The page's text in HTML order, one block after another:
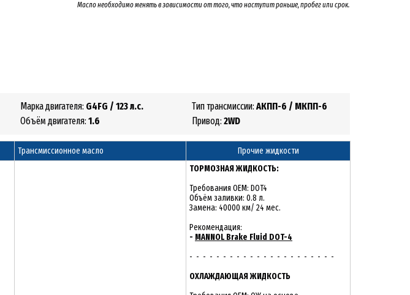
Масло необходимо менятьв зависимости от того, что наступит раньше, пробег или срок.
Марка двигателя: G4FG / 123 л.с.
Объём двигателя: 1.6
Тип трансмиссии: АКПП-6 / МКПП-6
Привод: 2WD
Трансмиссионное масло
Прочие жидкости
ТОРМОЗНАЯ ЖИДКОСТЬ:
Требования OEM: DOT4
Объём заливки: 0.8 л.
Замена: 40000 км/ 24 мес.
Рекомендация:
- MANNOL Brake Fluid DOT-4
- - - - - - - - - - - - - - - - - - - - - -
ОХЛАЖДАЮЩАЯ ЖИДКОСТЬ